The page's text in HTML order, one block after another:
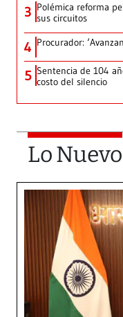
3 Polémica reforma
sus circuitos
4 Procurador:
5 Sentencia de 104
costo del silencio
Lo Nuevo